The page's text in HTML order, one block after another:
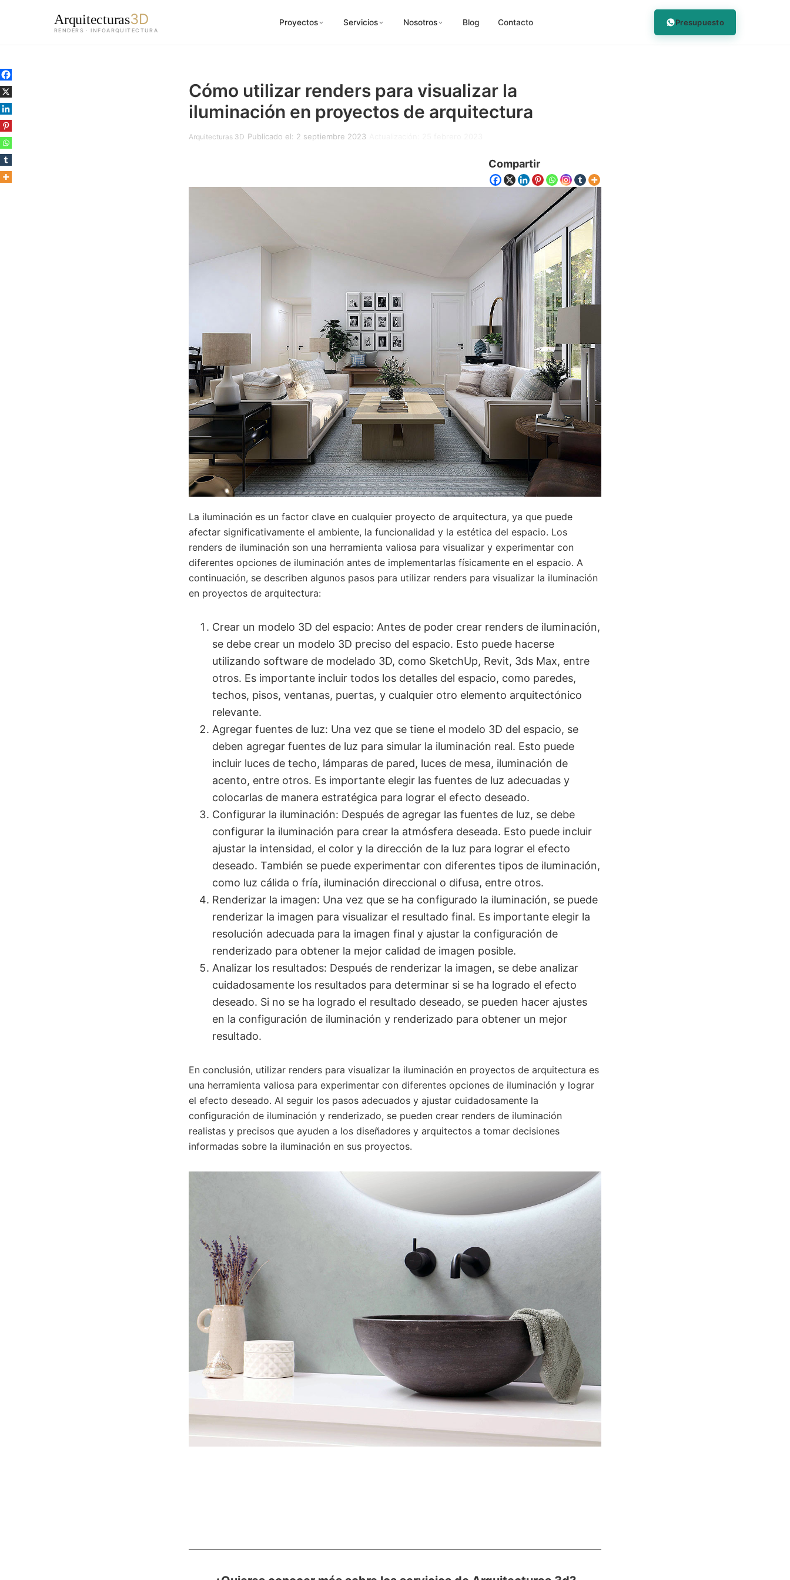
Arquitecturas3D
RENDERS · INFOARQUITECTURA
Proyectos Servicios Nosotros Blog Contacto Presupuesto
al
contenido
principal
Cómo utilizar renders para visualizar la
iluminación en proyectos de arquitectura
Arquitecturas 3D Publicado el: 2 septiembre 2023
Compartir
La iluminación es un factor clave en cualquier proyecto de arquitectura, ya que puede
afectar significativamente el ambiente, la funcionalidad y la estética del espacio. Los
renders de iluminación son una herramienta valiosa para visualizar y experimentar con
diferentes opciones de iluminación antes de implementarlas físicamente en el espacio. A
continuación, se describen algunos pasos para utilizar renders para visualizar la iluminación
en proyectos de arquitectura:
Crear un modelo 3D del espacio: Antes de poder crear renders de iluminación,
se debe crear un modelo 3D preciso del espacio. Esto puede hacerse
utilizando software de modelado 3D, como SketchUp, Revit, 3ds Max, entre
otros. Es importante incluir todos los detalles del espacio, como paredes,
techos, pisos, ventanas, puertas, y cualquier otro elemento arquitectónico
relevante.
Agregar fuentes de luz: Una vez que se tiene el modelo 3D del espacio, se
deben agregar fuentes de luz para simular la iluminación real. Esto puede
incluir luces de techo, lámparas de pared, luces de mesa, iluminación de
acento, entre otros. Es importante elegir las fuentes de luz adecuadas y
colocarlas de manera estratégica para lograr el efecto deseado.
Configurar la iluminación: Después de agregar las fuentes de luz, se debe
configurar la iluminación para crear la atmósfera deseada. Esto puede incluir
ajustar la intensidad, el color y la dirección de la luz para lograr el efecto
deseado. También se puede experimentar con diferentes tipos de iluminación,
como luz cálida o fría, iluminación direccional o difusa, entre otros.
Renderizar la imagen: Una vez que se ha configurado la iluminación, se puede
renderizar la imagen para visualizar el resultado final. Es importante elegir la
resolución adecuada para la imagen final y ajustar la configuración de
renderizado para obtener la mejor calidad de imagen posible.
Analizar los resultados: Después de renderizar la imagen, se debe analizar
cuidadosamente los resultados para determinar si se ha logrado el efecto
deseado. Si no se ha logrado el resultado deseado, se pueden hacer ajustes
en la configuración de iluminación y renderizado para obtener un mejor
resultado.
En conclusión, utilizar renders para visualizar la iluminación en proyectos de arquitectura es
una herramienta valiosa para experimentar con diferentes opciones de iluminación y lograr
el efecto deseado. Al seguir los pasos adecuados y ajustar cuidadosamente la
configuración de iluminación y renderizado, se pueden crear renders de iluminación
realistas y precisos que ayuden a los diseñadores y arquitectos a tomar decisiones
informadas sobre la iluminación en sus proyectos.